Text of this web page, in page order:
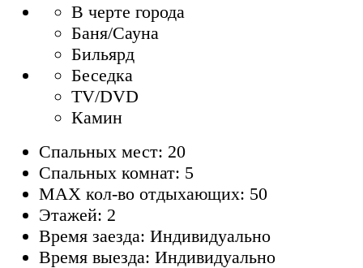
В черте города
Баня/Сауна
Бильярд
Беседка
TV/DVD
Камин
Спальных мест: 20
Спальных комнат: 5
MAX кол-во отдыхающих: 50
Этажей: 2
Время заезда: Индивидуально
Время выезда: Индивидуально